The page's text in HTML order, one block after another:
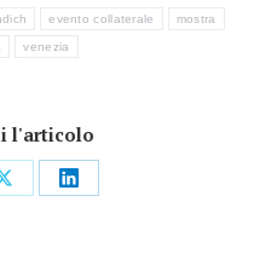
evento collaterale mostra
venezia
l'articolo
CondividiCondividi